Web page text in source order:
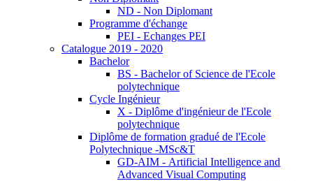
ND - Non Diplomant
Programme d'échange
PEI - Echanges PEI
Catalogue 2019 - 2020
Bachelor
BS - Bachelor of Science de l'Ecole
polytechnique
Cycle Ingénieur
X - Diplôme d'ingénieur de l'Ecole
polytechnique
Diplôme de formation gradué de l'Ecole
Polytechnique -MSc&T
GD-AIM - Artificial Intelligence and
Advanced Visual Computing